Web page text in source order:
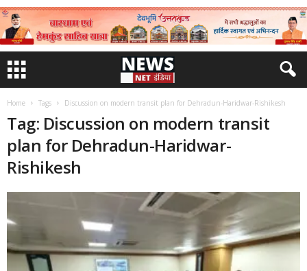
Home Tags Discussion on modern transit plan for Dehradun-Haridwar-Rishikesh
Tag: Discussion on modern transit
plan for Dehradun-Haridwar-
Rishikesh